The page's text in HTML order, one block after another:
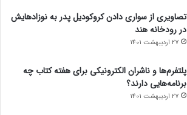
تصاویری از سواری دادن کروکودیل پدر به نوزادهایش
در رودخانه هند
27 اردیبهشت 1401
پلتفرم‌ها و ناشران الکترونیکی برای هفته کتاب چه
برنامه‌هایی دارند؟
27 اردیبهشت 1401